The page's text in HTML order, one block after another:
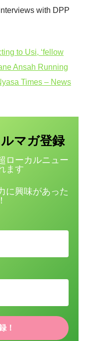
with DPP
to Usi, ‘fellow
Ansah Running
Times – News
マガ登録
ローカルニュー
ます
に興味があった